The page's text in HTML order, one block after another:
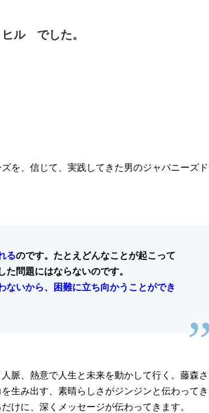
ルでした。
を、信じて、実践してきた男のジャパニーズド
るのです。たとえどんなことが起こって
た問題にはならないのです。
ないから、困難に立ち向かうことができ
脈、熱意で人生と未来を動かして行く。藤森さ
生み出す、素晴らしさがジンジンと伝わってき
けに、深くメッセージが伝わってきます。